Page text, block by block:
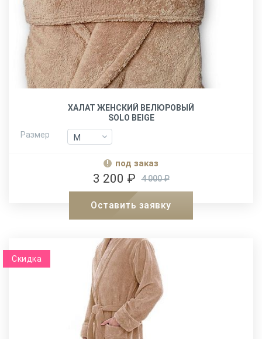
ХАЛАТ ЖЕНСКИЙ ВЕЛЮРОВЫЙ
SOLO BEIGE
Размер
M
M
под заказ
4 000 ₽
3 200 ₽
Оставить заявку
Скидка